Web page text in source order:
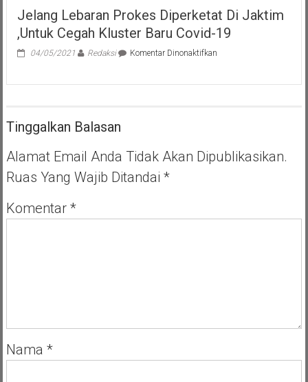
Jelang Lebaran Prokes Diperketat Di Jaktim
,Untuk Cegah Kluster Baru Covid-19
04/05/2021 Redaksi Komentar Dinonaktifkanpada
Cegah
Kluster
Tinggalkan Balasan
Alamat Email Anda Tidak Akan Dipublikasikan.
Ruas Yang Wajib Ditandai *
Komentar *
Nama *